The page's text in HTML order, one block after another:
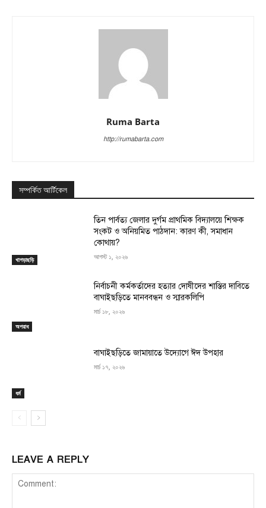
Ruma Barta
http://rumabarta.com
সম্পর্কিত আর্টিকেল
খাগড়াছড়ি
তিন পার্বত্য জেলার দুর্গম প্রাথমিক বিদ্যালয়ে শিক্ষক
সংকট ও অনিয়মিত পাঠদান: কারণ কী, সমাধান
কোথায়?
আগস্ট ১, ২০২৬
অপরাধ
নির্বাচনী কর্মকর্তাদের হত্যার দোষীদের শাস্তির দাবিতে
বাঘাইছড়িতে মানববন্ধন ও স্মারকলিপি
মার্চ ১৮, ২০২৬
ধর্ম
বাঘাইছড়িতে জামায়াতে উদ্যোগে ঈদ উপহার
মার্চ ১৭, ২০২৬
LEAVE A REPLY